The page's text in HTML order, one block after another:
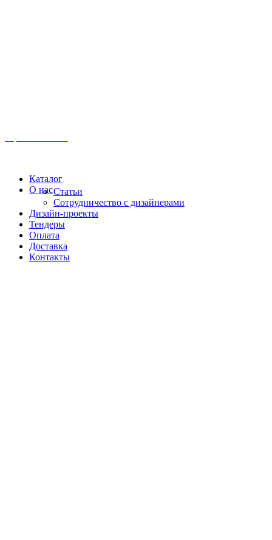
Каталог
О насСтатьи
Сотрудничество с дизайнерами
Дизайн-проекты
Тендеры
Оплата
Доставка
Контакты